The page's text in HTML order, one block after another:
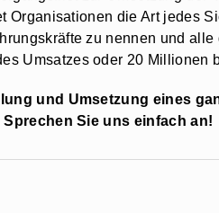
die Art jedes
zu nennen und
Umsatzes oder 20 Millionen
und Umsetzung eines
Sie uns einfach an!